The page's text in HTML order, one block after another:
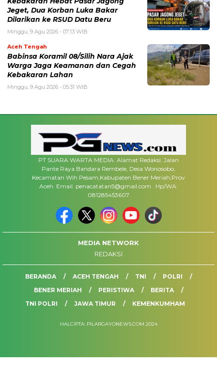
Jeget, Dua Korban Luka Bakar
Dilarikan ke RSUD Datu Beru
Minggu, 9 Agu 2026 - 07:13 WIB
Aceh Tengah
‎Babinsa Koramil 08/Silih Nara Ajak
Warga Jaga Keamanan dan Cegah
Kebakaran Lahan
Minggu, 9 Agu 2026 - 05:31 WIB
PT SUARA WARTA MEDIA. Alamat Redaksi. Jalan
Pante Raya Bandara Rembele, Desa Wonosobo,
Kecamatan Wih Pesam,Kabupaten Bener Meriah,Prov
Aceh. Email. penacatatan5@gmail.com . Hp/WA:
081285453607
MEDIA NETWORK
REDAKSI
BERANDA ACEH TENGAH TNI
POLRI
BENER MERIAH
PERISTIWA
BERITA
TNI POLRI
JAWA TIMUR KEMENKUMHAM
HALCIPTA: PILARGAYONEWS.COM 2024